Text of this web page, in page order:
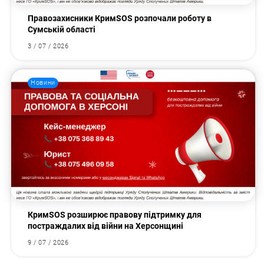
Правозахисники КримSOS розпочали роботу в
Сумській області
3 / 07 / 2026
Новини
КримSOS розширює правову підтримку для
постраждалих від війни на Херсонщині
9 / 07 / 2026